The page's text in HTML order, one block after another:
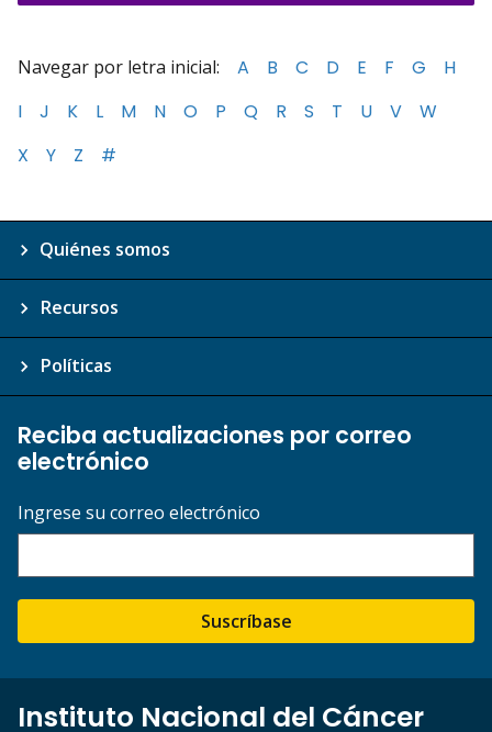
Navegar por letra inicial: A B C D E F G
H
I
J K L M N O P Q R S T U V
W
X
Y Z #
Quiénes somos
Recursos
Políticas
Reciba actualizaciones por correo
electrónico
Ingrese su correo electrónico
Suscríbase
Instituto Nacional del Cáncer